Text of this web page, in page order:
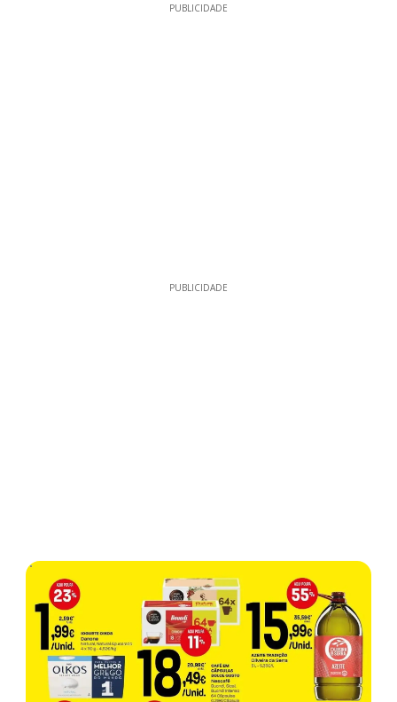
PUBLICIDADE
PUBLICIDADE